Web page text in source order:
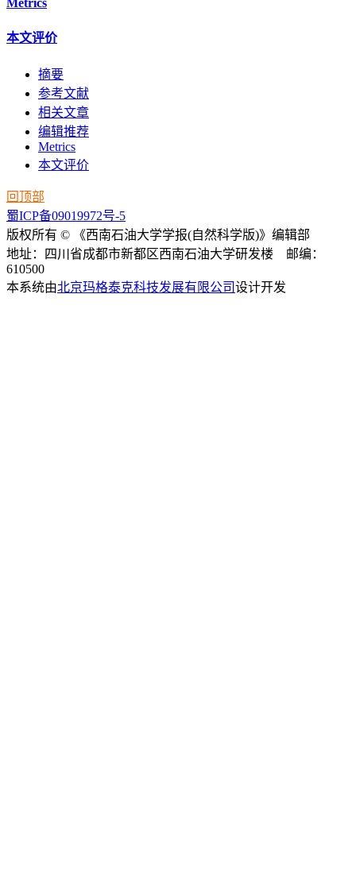
Metrics
本文评价
摘要
参考文献
相关文章
编辑推荐
Metrics
本文评价
回顶部
蜀ICP备09019972号-5
版权所有 © 《西南石油大学学报(自然科学版)》编辑部
地址：四川省成都市新都区西南石油大学研发楼 邮编：
610500
本系统由北京玛格泰克科技发展有限公司设计开发